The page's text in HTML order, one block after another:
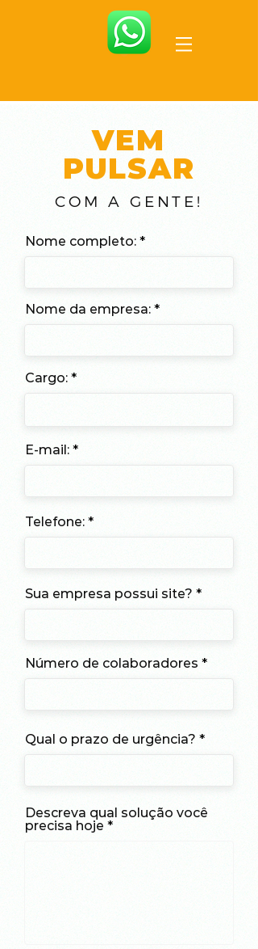
VEM
PULSAR
COM A GENTE!
Nome completo:
Nome da empresa:
Cargo:
E-mail:
Telefone:
Sua empresa possui site?
Número de colaboradores
Qual o prazo de urgência?
Descreva qual solução você
precisa hoje